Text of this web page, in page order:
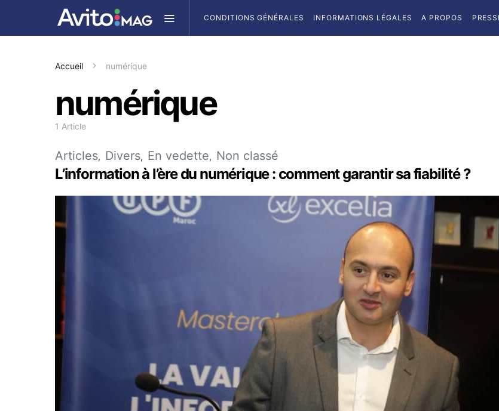
CONDITIONS GÉNÉRALES INFORMATIONS LÉGALES A PROPOS
Accueil numérique
numérique
1 Article
Articles Divers En vedette Non classé
L’information à l’ère du numérique : comment garantir sa fiabilité ?